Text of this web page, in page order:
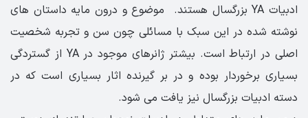
ادبیات YA بزرگسال هستند. موضوع و درون مایه داستان های
نوشته شده در این سبک با مسائلی چون سن و تجربه شخصیت
اصلی در ارتباط است. بیشتر ژانرهای موجود در YA از گستردگی
بسیاری برخوردار بوده و در بر گیرنده اثار بسیاری است که در
دسته ادبیات بزرگسال نیز یافت می شود.